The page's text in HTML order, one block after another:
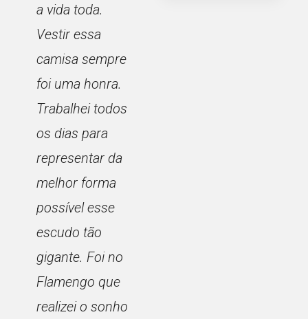
a vida toda.
Vestir essa
camisa sempre
foi uma honra.
Trabalhei todos
os dias para
representar da
melhor forma
possível esse
escudo tão
gigante. Foi no
Flamengo que
realizei o sonho